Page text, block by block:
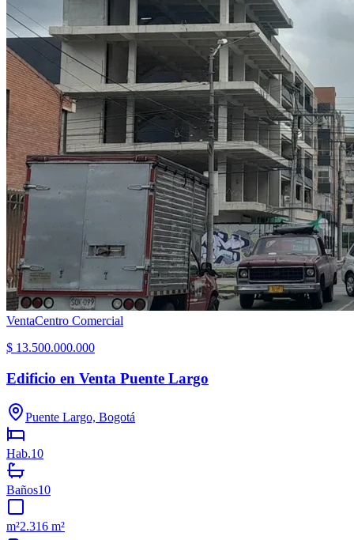
VentaCentro Comercial
$ 13.500.000.000
Edificio en Venta Puente Largo
Puente Largo, Bogotá
Hab.10
Baños10
m²2.316 m²